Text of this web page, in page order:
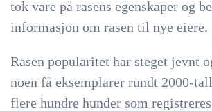
tok vare på rasens egenskaper og
informasjon om rasen til nye eiere.
Rasen popularitet har steget jevnt
noen få eksemplarer rundt 2000-
flere hundre hunder som